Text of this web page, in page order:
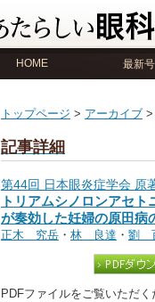
HOME 最新号
トップページ > アーカイブ >
記事詳細
第44回 日本眼炎症学会 原
トリアムシノロンアセ
が奏効した妊婦の原田病
正木 究岳 ・ 林 良達 ・ 劉
PDFファイルをご覧いただ